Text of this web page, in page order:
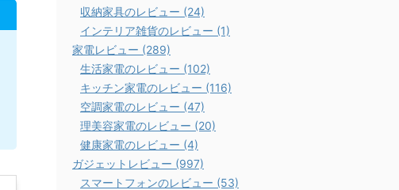
収納家具のレビュー (24)
インテリア雑貨のレビュー (1)
家電レビュー (289)
生活家電のレビュー (102)
キッチン家電のレビュー (116)
空調家電のレビュー (47)
理美容家電のレビュー (20)
健康家電のレビュー (4)
ガジェットレビュー (997)
スマートフォンのレビュー (53)